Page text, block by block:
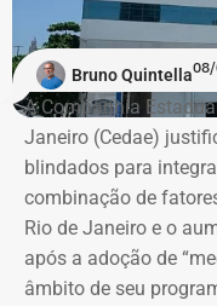
2022 e passaram a
em 2025 e 19,4% no
Os dadosforam
do Sistema de
Estado do Rio de
Aumento de
exterior
Bruno Quintella
A Companhia
Janeiro (Cedae)
blindados para
combinação de
Rio de Janeiro e o
após a adoção de
âmbito de seu